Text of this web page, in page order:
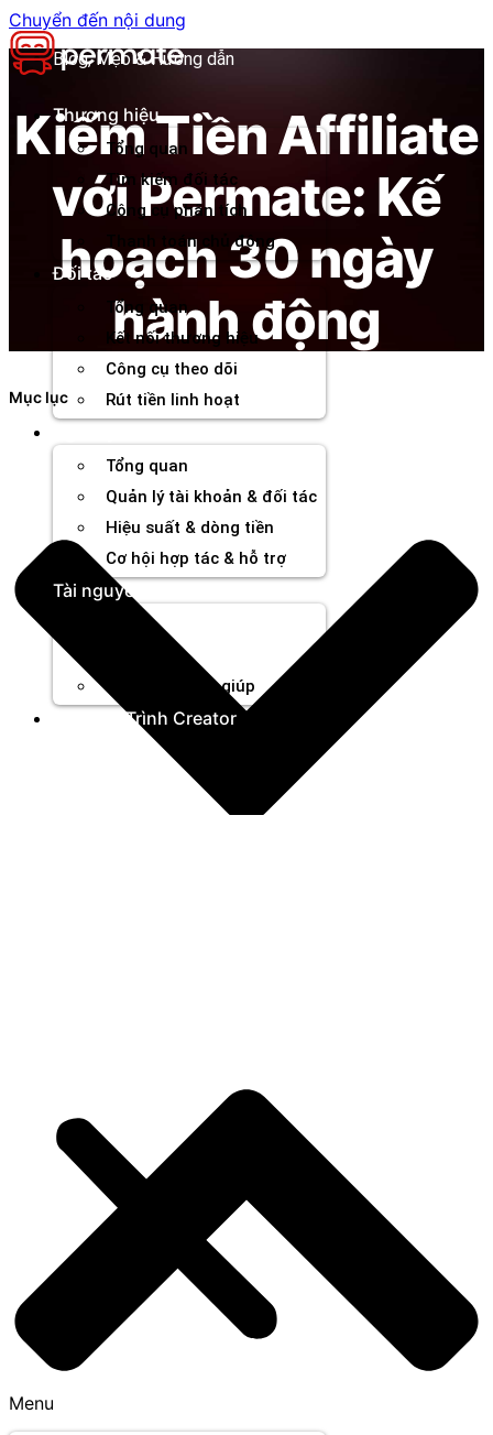
Chuyển đến nội dung
Thương hiệu
Tổng quan
Tìm kiếm đối tác
Công cụ phân tích
Thanh toán chủ động
Đối tác
Tổng quan
Kết nối thương hiệu
Công cụ theo dõi
Rút tiền linh hoạt
Tổng quan
Quản lý tài khoản & đối tác
Hiệu suất & dòng tiền
Cơ hội hợp tác & hỗ trợ
Tài nguyên
Trung tâm trợ giúp
Chương Trình Creator
Menu
Blog, Mẹo & Hướng dẫn
Kiếm Tiền Affiliate
với Permate: Kế
hoạch 30 ngày
hành động
Mục lục